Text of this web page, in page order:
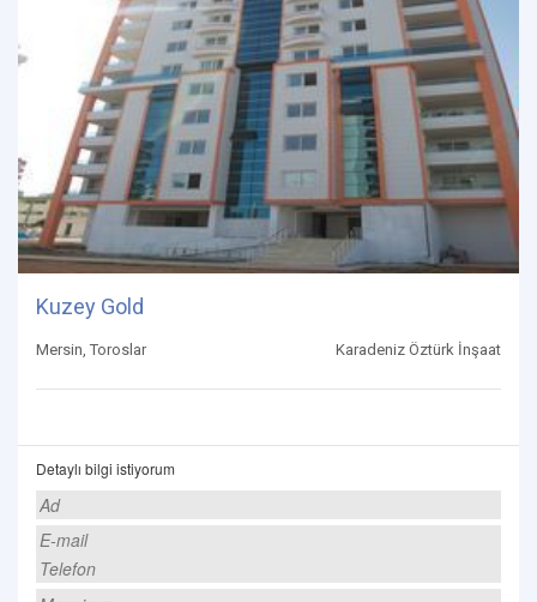
Kuzey Gold
Mersin, Toroslar Karadeniz Öztürk İnşaat
Detaylı bilgi istiyorum